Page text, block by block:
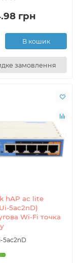
грн
В кошик
замовлення
hAP ac lite
5ac2nD)
Wi-Fi точка
5ac2nD